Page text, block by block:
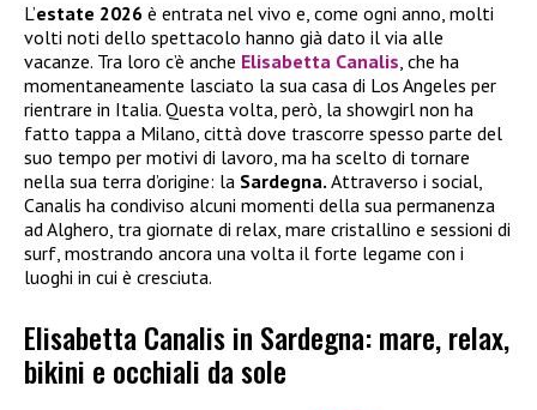
L’estate 2026 è entrata nel vivo e, come ogni anno, molti
volti noti dello spettacolo hanno già dato il via alle
vacanze. Tra loro c’è anche Elisabetta Canalis, che ha
momentaneamente lasciato la sua casa di Los Angeles per
rientrare in Italia. Questa volta, però, la showgirl non ha
fatto tappa a Milano, città dove trascorre spesso parte del
suo tempo per motivi di lavoro, ma ha scelto di tornare
nella sua terra d’origine: la Sardegna. Attraverso i social,
Canalis ha condiviso alcuni momenti della sua permanenza
ad Alghero, tra giornate di relax, mare cristallino e sessioni di
surf, mostrando ancora una volta il forte legame con i
luoghi in cui è cresciuta.
Elisabetta Canalis in Sardegna: mare, relax,
bikini e occhiali da sole